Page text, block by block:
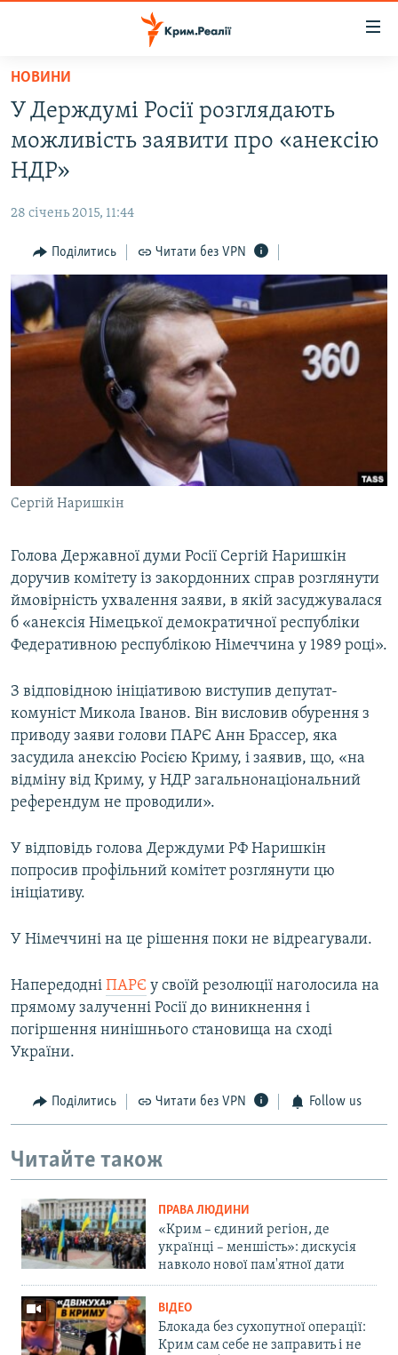
Перейти
основного
матеріалу
Перейти
до
основної
Перейти
до
пошуку
ВОДА.КРИМ
ВІДЕО ТА ФОТО
БЛОГИ
ПОГЛЯД
ІНТЕРВ'Ю
ВСЕ ЗА ДЕНЬ
СПЕЦПРОЕКТИ
ДЕПОРТАЦІЯ
ВІДЕОУРОКИ «ELIFBE»
СВІДЧЕННЯ ОКУПАЦІЇ
УКРАЇНСЬКА ПРОБЛЕМА КРИМУ
ІНФОГРАФІКА
ЯК ОБІЙТИ БЛОКУВАННЯ
Qırımtatar
ДОЛУЧАЙСЯ!
Усі сайти RFE/RL
НОВИНИ
У Держдумі Росії розглядають
можливість заявити про «анексію
НДР»
28 січень 2015, 11:44
Поділитись Читати без VPN
Сергій Наришкін
Голова Державної думи Росії Сергій Наришкін
доручив комітету із закордонних справ розглянути
ймовірність ухвалення заяви, в якій засуджувалася
б «анексія Німецької демократичної республіки
Федеративною республікою Німеччина у 1989 році».
З відповідною ініціативою виступив депутат-
комуніст Микола Іванов. Він висловив обурення з
приводу заяви голови ПАРЄ Анн Брассер, яка
засудила анексію Росією Криму, і заявив, що, «на
відміну від Криму, у НДР загальнонаціональний
референдум не проводили».
У відповідь голова Держдуми РФ Наришкін
попросив профільний комітет розглянути цю
ініціативу.
У Німеччині на це рішення поки не відреагували.
Напередодні ПАРЄ у своїй резолюції наголосила на
прямому залученні Росії до виникнення і
погіршення нинішнього становища на сході
України.
Поділитись Читати без VPN Follow us
Читайте також
ПРАВА ЛЮДИНИ
«Крим – єдиний регіон, де
українці – меншість»: дискусія
навколо нової пам'ятної дати
ВІДЕО
Блокада без сухопутної операції:
Крим сам себе не заправить і не